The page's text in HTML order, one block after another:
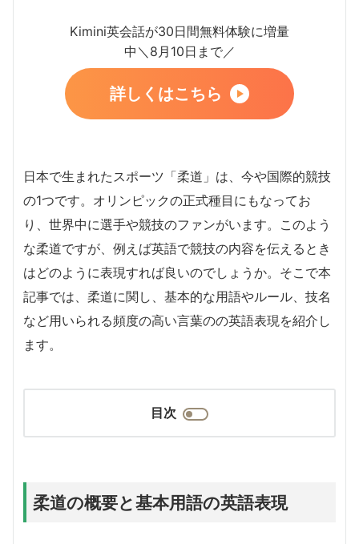
Kimini英会話が30日間無料体験に増量
中＼8月10日まで／
詳しくはこちら
日本で生まれたスポーツ「柔道」は、今や国際的競技
の1つです。オリンピックの正式種目にもなってお
り、世界中に選手や競技のファンがいます。このよう
な柔道ですが、例えば英語で競技の内容を伝えるとき
はどのように表現すれば良いのでしょうか。そこで本
記事では、柔道に関し、基本的な用語やルール、技名
など用いられる頻度の高い言葉のの英語表現を紹介し
ます。
目次
柔道の概要と基本用語の英語表現